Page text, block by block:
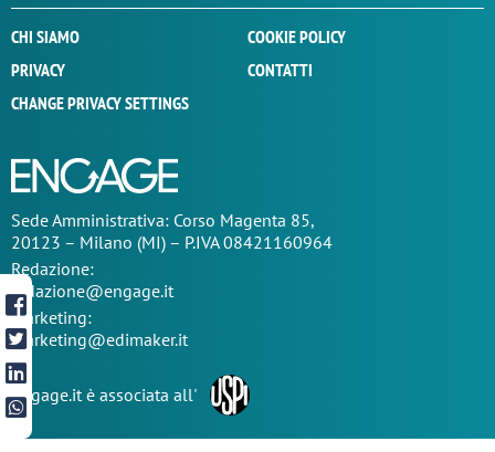
CHI SIAMO
COOKIE POLICY
PRIVACY
CONTATTI
CHANGE PRIVACY SETTINGS
SedeAmministrativa: Corso Magenta 85,
20123 – Milano (MI) – P.IVA 08421160964
Redazione:
redazione@engage.it
Marketing:
marketing@edimaker.it
Engage.it è associata all'